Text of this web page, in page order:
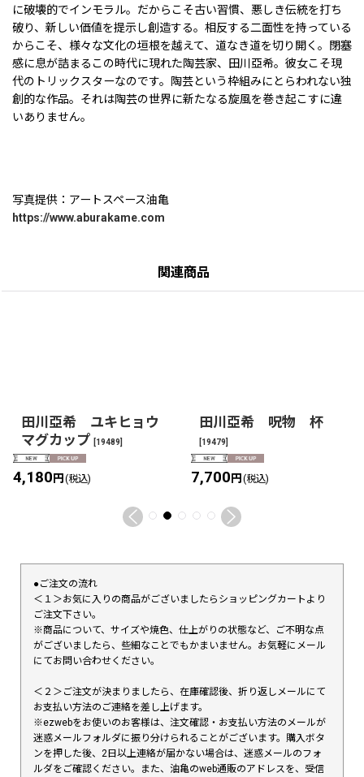
に破壊的でインモラル。だからこそ古い習慣、悪しき伝統を打ち
破り、新しい価値を提示し創造する。相反する二面性を持っている
からこそ、様々な文化の垣根を越えて、道なき道を切り開く。閉塞
感に息が詰まるこの時代に現れた陶芸家、田川亞希。彼女こそ現
代のトリックスターなのです。陶芸という枠組みにとらわれない独
創的な作品。それは陶芸の世界に新たなる旋風を巻き起こすに違
いありません。
写真提供：アートスペース油亀
https://www.aburakame.com
関連商品
田川亞希 ユキヒョウ
マグカップ [19489]
4,180円 (税込)
田川亞希 呪物 杯
[19479]
7,700円 (税込)
●ご注文の流れ
＜１＞お気に入りの商品がございましたらショッピングカートより
ご注文下さい。
※商品について、サイズや焼色、仕上がりの状態など、ご不明な点
がございましたら、些細なことでもかまいません。お気軽にメール
にてお問い合わせください。
＜２＞ご注文が決まりましたら、在庫確認後、折り返しメールにて
お支払い方法のご連絡を差し上げます。
※ezwebをお使いのお客様は、注文確認・お支払い方法のメールが
迷惑メールフォルダに振り分けられることがございます。購入ボタ
ンを押した後、2日以上連絡が届かない場合は、迷惑メールのフォ
ルダをご確認ください。また、油亀のweb通販のアドレスを、受信